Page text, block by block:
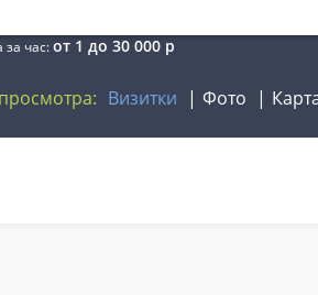
за час:от 1 до 30 000р
Визитки Фото